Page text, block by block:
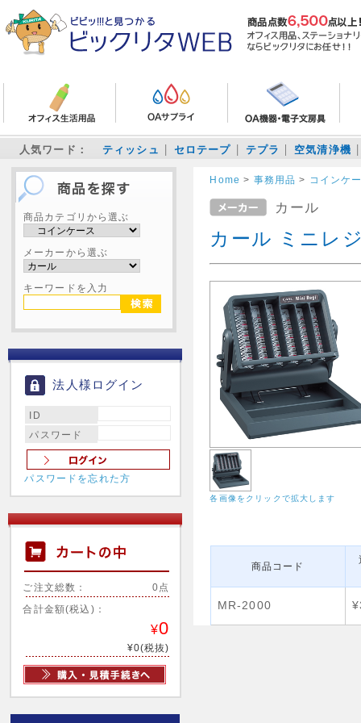
人気ワード： ティッシュ セロテープ テプラ 空気清浄機
商品カテゴリから選ぶ
メーカーから選ぶ
キーワードを入力
法人様ログイン
ID
パスワード
パスワードを忘れた方
ご注文総数： 0点
合計金額(税込)：
¥0
¥0(税抜)
Home > 事務用品 > コインケ
カール
カール ミニレ
各画像をクリックで拡大します
商品コード
MR-2000